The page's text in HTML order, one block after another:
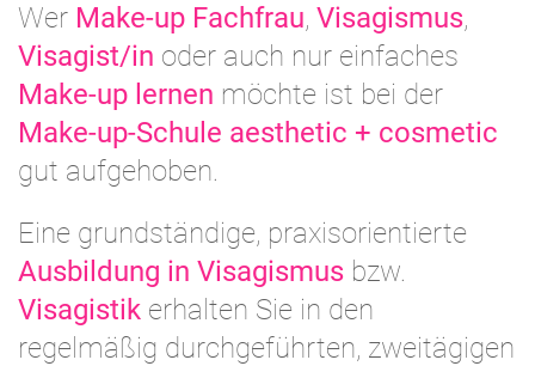
Wer Make-up Fachfrau, Visagismus,
Visagist/in oder auch nur einfaches
Make-up lernen möchte ist bei der
Make-up-Schule aesthetic + cosmetic
gut aufgehoben.
Eine grundständige, praxisorientierte
Ausbildung in Visagismus bzw.
Visagistik erhalten Sie in den
regelmäßig durchgeführten, zweitägigen